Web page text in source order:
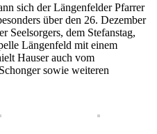
sich der Längenfelder Pfarrer
über den 26. Dezember
Seelsorgers, dem Stefanstag,
Längenfeld mit einem
Hauser auch vom
sowie weiteren